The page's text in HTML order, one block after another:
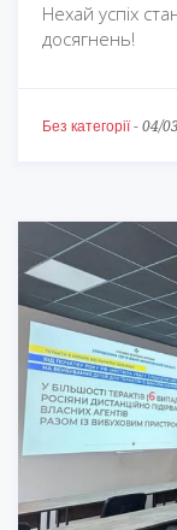
Нехай успіх
досягнень!
Без категорії- 04/